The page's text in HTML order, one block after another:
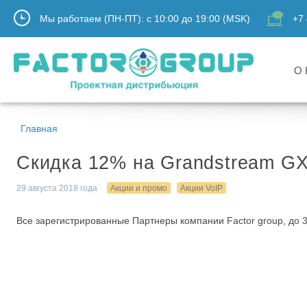
Мы работаем (ПН-ПТ): с 10:00 до 19:00 (MSK) +7
О
Главная
Cкидка 12% на Grandstream
29 августа 2018 года Акции и промо Акции VoIP
Все зарегистрированные Партнеры компании Factor group,